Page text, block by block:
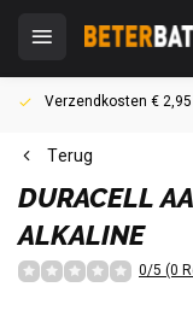
Verzendkosten € 2,95
Terug
DURACELL
ALKALINE
0/5 (0